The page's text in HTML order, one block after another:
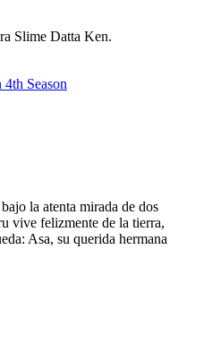
Slime Datta Ken.
la atenta mirada de dos
vive felizmente de la tierra,
Asa, su querida hermana